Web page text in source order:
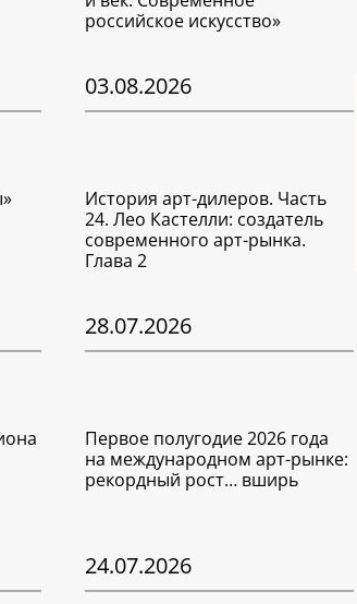
российское искусство»
03.08.2026
История арт-дилеров. Часть
24. Лео Кастелли: создатель
современного арт-рынка.
Глава 2
28.07.2026
Первое полугодие 2026 года
на международном арт-рынке:
рекордный рост… вширь
24.07.2026